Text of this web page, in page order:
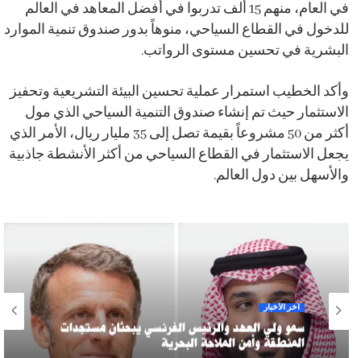
في العام، منهم 15 ألف تدربوا في أفضل المعاهد في العالم
للدخول في القطاع السياحي، منوهاً بدور صندوق تنمية الموارد
البشرية في تحسين مستوى الرواتب.
وأكد الخطيب استمرار عملية تحسين البيئة التشريعية وتحفيز
الاستثمار حيث تم إنشاء صندوق التنمية السياحي الذي مول
أكثر من 50 مشروعاً بقيمة تصل إلى 35 مليار ريال، الأمر الذي
يجعل الاستثمار في القطاع السياحي من أكثر الأنشطة جاذبية
والأسهل بين دول العالم.
آخر الأخبار
سمو ولي العهد والرئيس الفرنسي يبحثان مستجدات
المنطقة وأمن الملاحة البحرية